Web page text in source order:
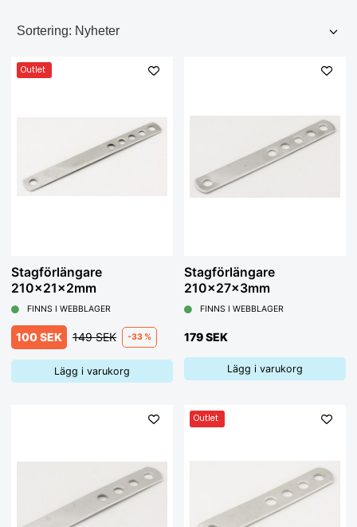
Outlet
Stagförlängare
210x21x2mm
FINNS I WEBBLAGER
100 SEK 149 SEK -33 %
Lägg i varukorg
Stagförlängare
210x27x3mm
FINNS I WEBBLAGER
179 SEK
Lägg i varukorg
Outlet